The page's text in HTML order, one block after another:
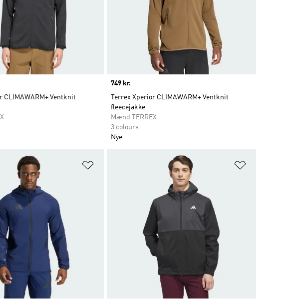
CLIMAWARM+ Ventknit
Price
749 kr.
Terrex Xperior CLIMAWARM+ Ventknit
fleecejakke
Mænd TERREX
3 colours
Nye